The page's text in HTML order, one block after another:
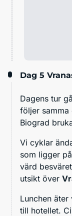
Dag 5
Dagens tur
följer
Biograd
Vi cyklar
som ligger
värd
utsikt över
Lunchen äter
till hotellet.